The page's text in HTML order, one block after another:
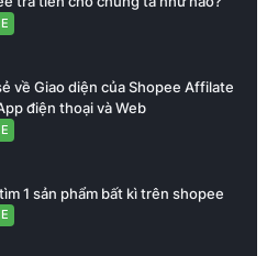
về Giao diện của Shopee Affilate
điện thoại và Web
1 sản phẩm bất kì trên shopee